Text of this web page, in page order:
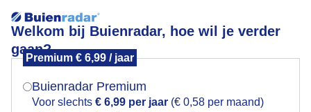
Welkom bij Buienradar, hoe wil je verder
gaan?
Premium € 6,99 / jaar
Buienradar Premium
Voor slechts € 6,99 per jaar (€ 0,58 per maand)
Mist
Mogen we je locatie gebruiken voor het